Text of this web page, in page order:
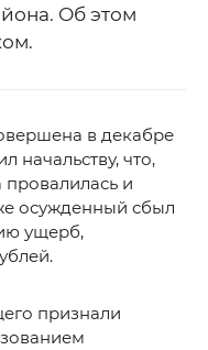
Об этом
в декабре
начальству, что,
и
осужденный сбыл
ущерб,
признали